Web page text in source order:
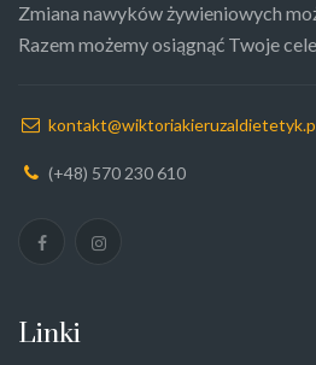
Zmiana nawyków żywieniowych
Razem możemy osiągnąć Twoje
(+48) 570 230 610
Linki